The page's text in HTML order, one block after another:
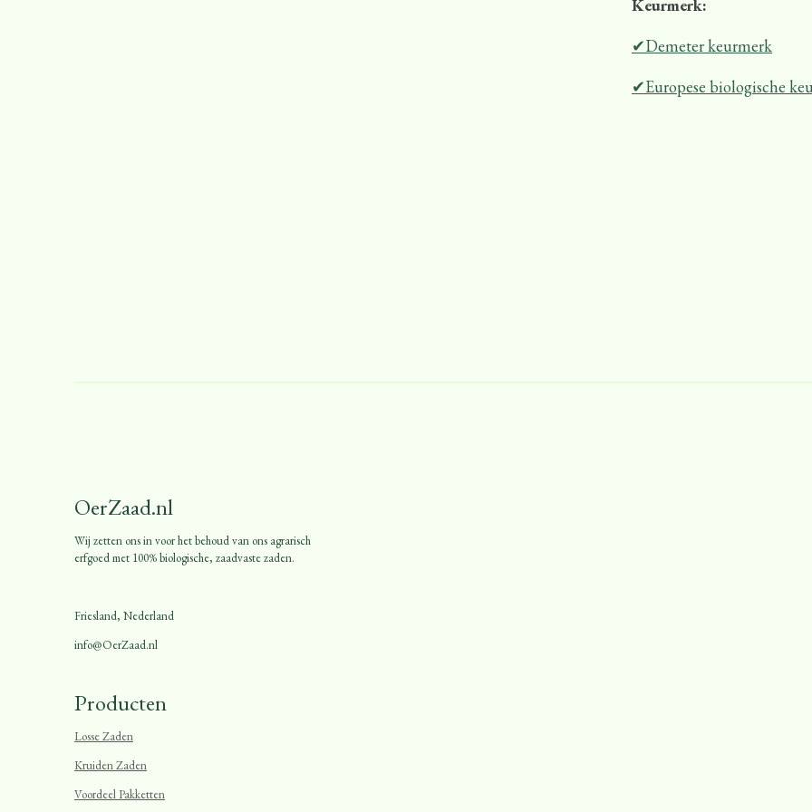
Keurmerk:
✔Demeter keurmerk
✔Europese biologische
OerZaad.nl
Wij zetten ons in voor het behoud van ons agrarisch
erfgoed met 100% biologische, zaadvaste zaden.
Friesland, Nederland
info@OerZaad.nl
Producten
Losse Zaden
Kruiden Zaden
Voordeel Pakketten